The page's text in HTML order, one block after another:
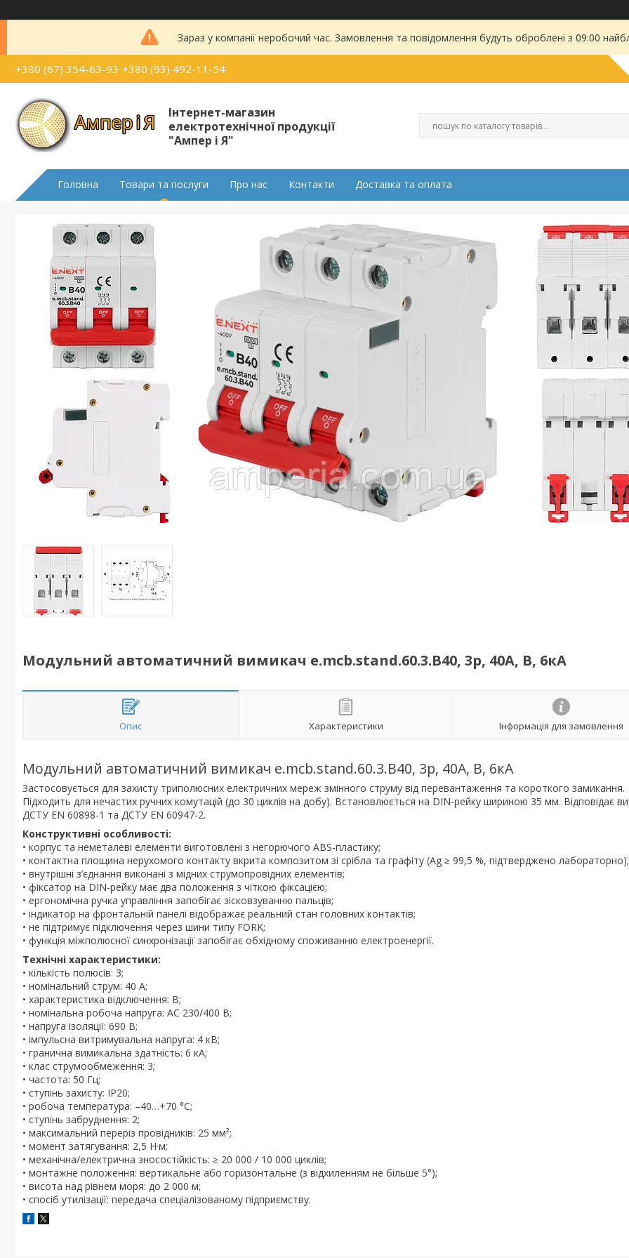
Зараз у компанії неробочий час. Замовлення та повідомлення будуть оброблені з 09:00
+380 (67) 354-63-93 +380 (93) 492-11-54
Інтернет-магазин
електротехнічної продукції
"Ампер і Я"
Головна Товари та послуги Про нас Контакти Доставка та оплата
Модульний автоматичний вимикач e.mcb.stand.60.3.B40, 3р, 40А, B, 6кА
Опис Характеристики Інформація для замовлення
Модульний автоматичний вимикач e.mcb.stand.60.3.B40, 3р, 40А, B, 6кА
Застосовується для захисту триполюсних електричних мереж змінного струму від перевантаження та короткого замикання.
Підходить для нечастих ручних комутацій (до 30 циклів на добу). Встановлюється на DIN-рейку шириною 35 мм. Відповідає
ДСТУ EN 60898-1 та ДСТУ EN 60947-2.
Конструктивні особливості:
• корпус та неметалеві елементи виготовлені з негорючого ABS-пластику;
• контактна площина нерухомого контакту вкрита композитом зі срібла та графіту (Ag ≥ 99,5 %, підтверджено лабораторно);
• внутрішні з’єднання виконані з мідних струмопровідних елементів;
• фіксатор на DIN-рейку має два положення з чіткою фіксацією;
• ергономічна ручка управління запобігає зісковзуванню пальців;
• індикатор на фронтальній панелі відображає реальний стан головних контактів;
• не підтримує підключення через шини типу FORK;
• функція міжполюсної синхронізації запобігає обхідному споживанню електроенергії.
Технічні характеристики:
• кількість полюсів: 3;
• номінальний струм: 40 А;
• характеристика відключення: B;
• номінальна робоча напруга: AC 230/400 В;
• напруга ізоляції: 690 В;
• імпульсна витримувальна напруга: 4 кВ;
• гранична вимикальна здатність: 6 кА;
• клас струмообмеження: 3;
• частота: 50 Гц;
• ступінь захисту: IP20;
• робоча температура: –40…+70 °C;
• ступінь забруднення: 2;
• максимальний переріз провідників: 25 мм²;
• момент затягування: 2,5 Н·м;
• механічна/електрична зносостійкість: ≥ 20 000 / 10 000 циклів;
• монтажне положення: вертикальне або горизонтальне (з відхиленням не більше 5°);
• висота над рівнем моря: до 2 000 м;
• спосіб утилізації: передача спеціалізованому підприємству.